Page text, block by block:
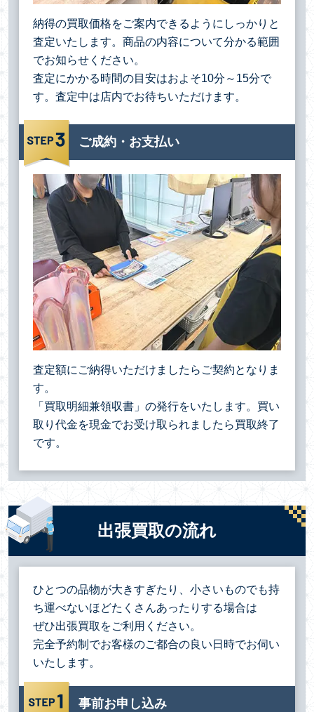
納得の買取価格をご案内できるようにしっかりと
査定いたします。商品の内容について分かる範囲
でお知らせください。
査定にかかる時間の目安はおよそ10分～15分で
す。査定中は店内でお待ちいただけます。
ご成約・お支払い
査定額にご納得いただけましたらご契約となりま
す。
「買取明細兼領収書」の発行をいたします。買い
取り代金を現金でお受け取られましたら買取終了
です。
出張買取の流れ
ひとつの品物が大きすぎたり、小さいものでも持
ち運べないほどたくさんあったりする場合は
ぜひ出張買取をご利用ください。
完全予約制でお客様のご都合の良い日時でお伺い
いたします。
事前お申し込み